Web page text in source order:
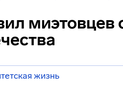
миэтовцев
жизнь